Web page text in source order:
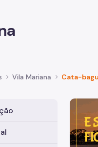
Vila Mariana Cata-